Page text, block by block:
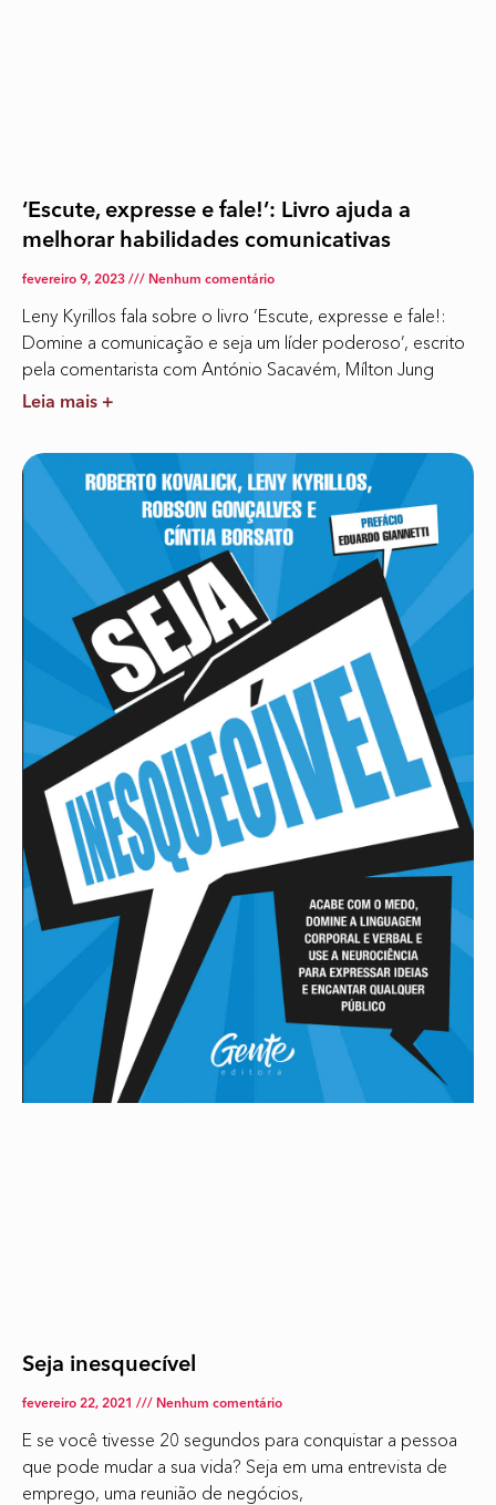
‘Escute, expresse e fale!’: Livro ajuda a
melhorar habilidades comunicativas
fevereiro 9, 2023 Nenhum comentário
Leny Kyrillos fala sobre o livro ‘Escute, expresse e fale!:
Domine a comunicação e seja um líder poderoso’, escrito
pela comentarista com António Sacavém, Mílton Jung
Leia mais +
Seja inesquecível
fevereiro 22, 2021 Nenhum comentário
E se você tivesse 20 segundos para conquistar a pessoa
que pode mudar a sua vida? Seja em uma entrevista de
emprego, uma reunião de negócios,